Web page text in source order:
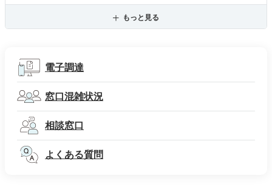
もっと見る
電子調達
窓口混雑状況
相談窓口
よくある質問